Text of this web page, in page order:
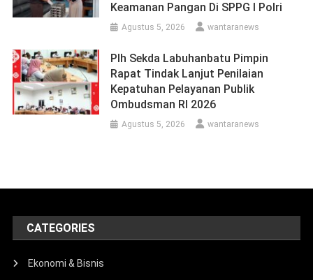
Keamanan Pangan Di SPPG I Polri
Agustus 5, 2026 wantaranews
Plh Sekda Labuhanbatu Pimpin
Rapat Tindak Lanjut Penilaian
Kepatuhan Pelayanan Publik
Ombudsman RI 2026
Agustus 5, 2026 wantaranews
CATEGORIES
Ekonomi & Bisnis